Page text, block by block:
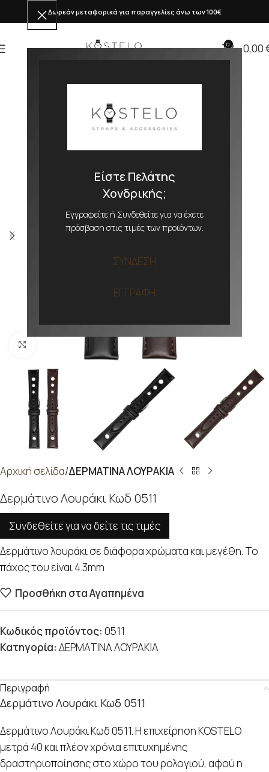
Είστε Πελάτης
Χονδρικής;
Εγγραφείτε ή Συνδεθείτε για να έχετε
πρόσβαση στις τιμές των προϊόντων.
ΣΥΝΔΕΣΗ
ΕΓΓΡΑΦΗ
Δωρεάν μεταφορικά για παραγγελίες άνω των 100€
0 0,00
Αρχική σελίδα ΔΕΡΜΑΤΙΝΑ ΛΟΥΡΑΚΙΑ
Δερμάτινο Λουράκι Κωδ 0511
Συνδεθείτε για να δείτε τις τιμές
Δερμάτινο λουράκι σε διάφορα χρώματα και μεγέθη. Το
πάχος του είναι 4.3mm
Προσθήκη στα Αγαπημένα
Κωδικός προϊόντος: 0511
Κατηγορία: ΔΕΡΜΑΤΙΝΑ ΛΟΥΡΑΚΙΑ
Περιγραφή
Δερμάτινο Λουράκι Κωδ 0511
Δερμάτινο Λουράκι Κωδ 0511. Η επιχείρηση KOSTELO
μετρά 40 και πλέον χρόνια επιτυχημένης
δραστηριοποίησης στο χώρο του ρολογιού, αφού η